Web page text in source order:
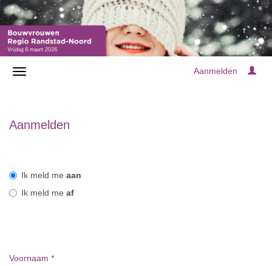
Aanmelden
Aanmelden
Ik meld me aan
Ik meld me af
Voornaam *